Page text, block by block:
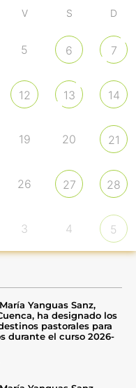
V S D
5 6 7
12 13 14
19 20 21
26 27 28
3 4 5
Yanguas Sanz,
ha designado los
pastorales para
durante el curso 2026-